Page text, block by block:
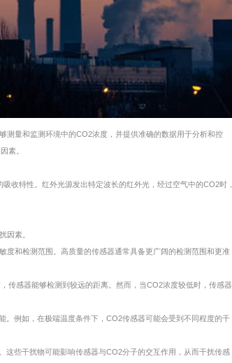
测量和监测环境中的CO2浓度，并提供准确的数据用于分析和控
素。
收特性。红外光源发出特定波长的红外光，经过空气中的CO2时，
因素。
度和检测范围。高质量的传感器通常具备更广阔的检测范围和更准
传感器能够检测到较远的距离。然而，当CO2浓度较低时，传感器
例如，在极端温度条件下，CO2传感器可能会受到不同程度的干
些干扰物可能影响传感器与CO2分子的交互作用，从而干扰传感